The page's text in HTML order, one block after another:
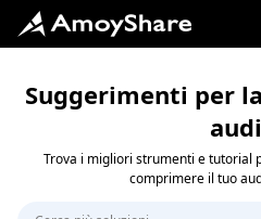
Suggerimenti per
Trova i migliori strumenti e tutorial
comprimere il tuo